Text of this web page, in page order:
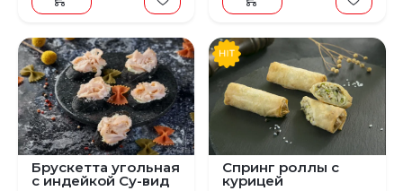
Брускетта угольная
с индейкой Су-вид
Спринг роллы с
курицей